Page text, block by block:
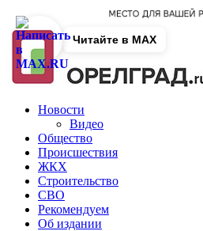
Новости
Видео
Общество
Происшествия
ЖКХ
Строительство
СВО
Рекомендуем
Об издании
Читайте в MAX